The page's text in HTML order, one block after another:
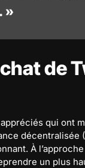
»
de
qui ont
décentralisée
À l’approche
un plus